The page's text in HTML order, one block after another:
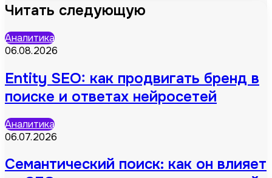
Читать следующую
Аналитика
06.08.2026
Entity SEO: как продвигать бренд в
поиске и ответах нейросетей
Аналитика
06.07.2026
Семантический поиск: как он влияет